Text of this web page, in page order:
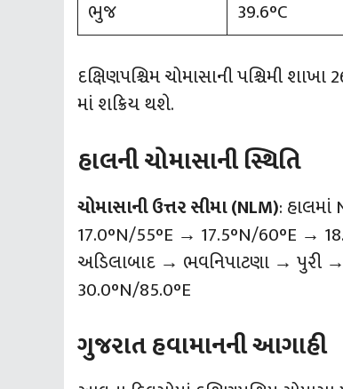
ભુજ
39.6°C
દક્ષિણપશ્ચિમ ચોમાસાની પશ્ચિમી
માં શક્રિય થશે.
હાલની ચોમાસાની સ્થિતિ
ચોમાસાની ઉત્તર સીમા (NLM): હાલમાં
17.0°N/55°E → 17.5°N/60°E →
અડિલાબાદ → ભવનિપાટણા → પુરી
30.0°N/85.0°E
ગુજરાત હવામાનની આગાહી